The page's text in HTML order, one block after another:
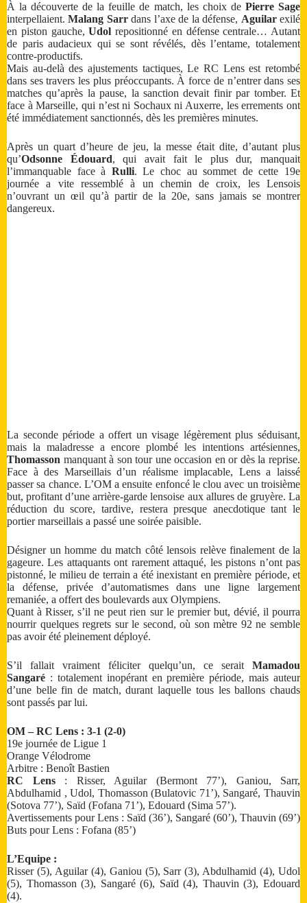
À la découverte de la feuille de match, les choix de Pierre Sage
interpellaient.Malang Sarrdans l’axe de la défense, Aguilarexilé
en piston gauche,Udol repositionné en défense centrale… Autant
de paris audacieux qui se sont révélés, dès l’entame, totalement
contre-productifs.
Mais au-delà des ajustements tactiques, Le RC Lens est retombé
dans ses travers les plus préoccupants. À force de n’entrer dans ses
matches qu’après la pause, la sanction devait finir par tomber. Et
face à Marseille, qui n’est ni Sochaux ni Auxerre, les errements ont
été immédiatement sanctionnés, dès les premières minutes.
Après un quart d’heure de jeu, la messe était dite, d’autant plus
qu’Odsonne Édouard, qui avait fait le plus dur, manquait
l’immanquable face à Rulli. Le choc au sommet de cette 19e
journée a vite ressemblé à un chemin de croix, les Lensois
n’ouvrant un œil qu’à partir de la 20e, sans jamais se montrer
dangereux.
La seconde période a offert un visage légèrement plus séduisant,
mais la maladresse a encore plombé les intentions artésiennes,
Thomasson manquant à son tour une occasion en or dès la reprise.
Face à des Marseillais d’un réalisme implacable, Lens a laissé
passer sa chance. L’OM a ensuite enfoncé le clou avec un troisième
but, profitant d’une arrière-garde lensoise aux allures de gruyère. La
réduction du score, tardive, restera presque anecdotique tant le
portier marseillais a passé une soirée paisible.
Désigner un homme du match côté lensois relève finalement de la
gageure. Les attaquants ont rarement attaqué, les pistons n’ont pas
pistonné, le milieu de terrain a été inexistant en première période, et
la défense, privée d’automatismes dans une ligne largement
remaniée, a offert des boulevards aux Olympiens.
Quant à Risser, s’il ne peut rien sur le premier but, dévié, il pourra
nourrir quelques regrets sur le second, où son mètre 92 ne semble
pas avoir été pleinement déployé.
S’il fallait vraiment féliciter quelqu’un, ce serait Mamadou
Sangaré : totalement inopérant en première période, mais auteur
d’une belle fin de match, durant laquelle tous les ballons chauds
sont passés par lui.
OM – RC Lens : 3-1 (2-0)
19e journée de Ligue 1
Orange Vélodrome
Arbitre : Benoît Bastien
RC Lens: Risser, Aguilar (Bermont 77’), Ganiou, Sarr,
Abdulhamid , Udol, Thomasson (Bulatovic 71’), Sangaré, Thauvin
(Sotova 77’), Saïd (Fofana 71’), Edouard (Sima 57’).
Avertissements pour Lens : Saïd (36’), Sangaré (60’), Thauvin (69’)
Buts pour Lens : Fofana (85’)
L’Equipe :
Risser (5), Aguilar (4), Ganiou (5), Sarr (3), Abdulhamid (4), Udol
(5), Thomasson (3), Sangaré (6), Saïd (4), Thauvin (3), Edouard
(4).